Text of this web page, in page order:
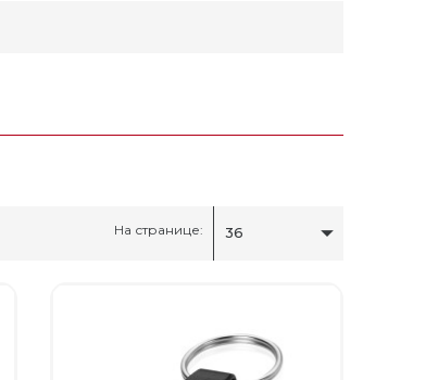
На странице: 36